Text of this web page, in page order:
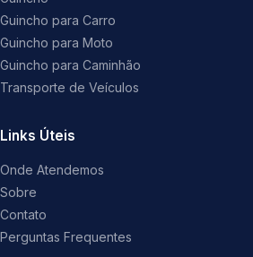
Guincho para Carro
Guincho para Moto
Guincho para Caminhão
Transporte de Veículos
Links Úteis
Onde Atendemos
Sobre
Contato
Perguntas Frequentes